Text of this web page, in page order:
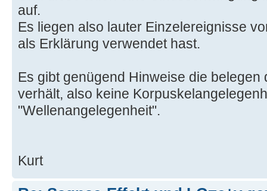
auf.
Es liegen also lauter Einzelereignisse
als Erklärung verwendet hast.
Es gibt genügend Hinweise die
verhält, also keine
"Wellenangelegenheit".
Kurt